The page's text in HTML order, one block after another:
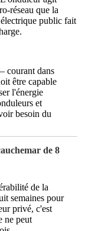
réseau que la
public fait
courant dans
être capable
l'énergie
et
besoin du
de 8
de la
semaines pour
privé, c'est
ne peut